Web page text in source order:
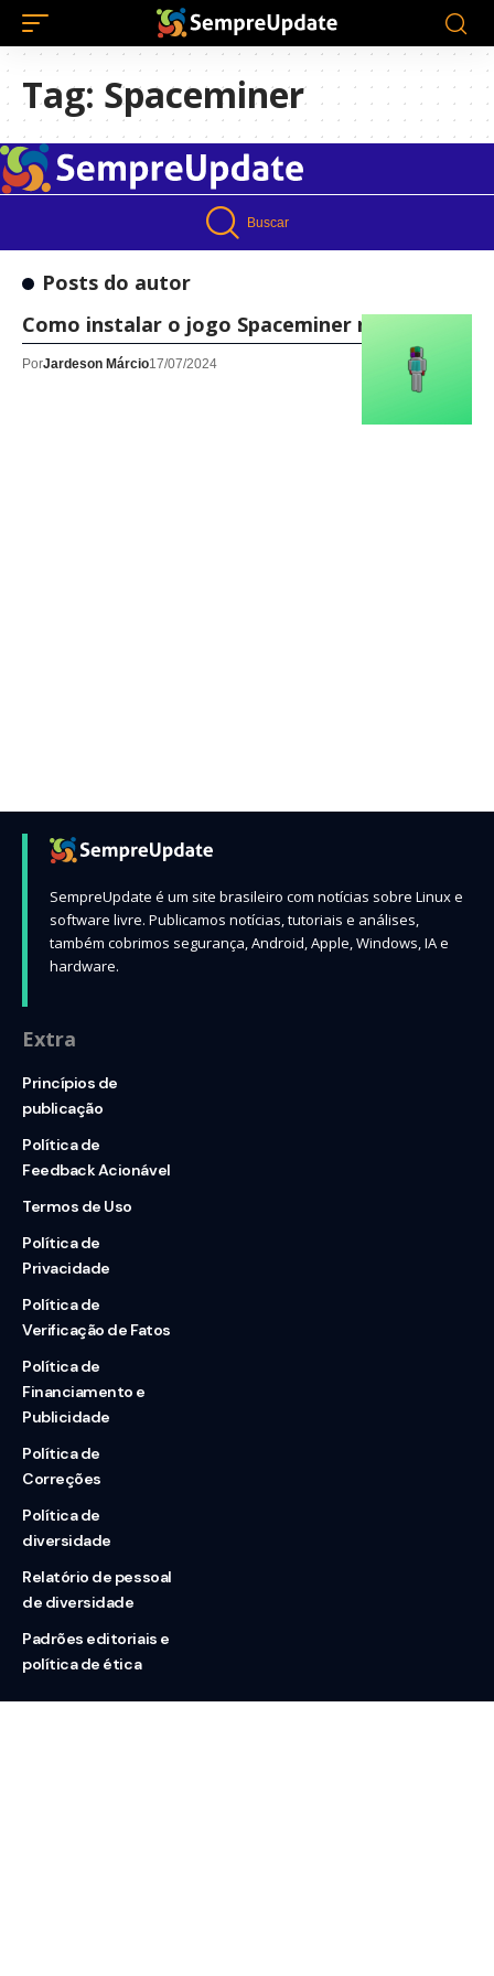
Tag: Spaceminer
Buscar
Posts do autor
Como instalar o jogo Spaceminer no Linux!
PorJardeson Márcio17/07/2024
SempreUpdate é um site brasileiro com notícias sobre Linux e
software livre. Publicamos notícias, tutoriais e análises,
também cobrimos segurança, Android, Apple, Windows, IA e
hardware.
Extra
Princípios de
publicação
Política de
Feedback Acionável
Termos de Uso
Política de
Privacidade
Política de
Verificação de Fatos
Política de
Financiamento e
Publicidade
Política de
Correções
Política de
diversidade
Relatório de pessoal
de diversidade
Padrões editoriais e
política de ética